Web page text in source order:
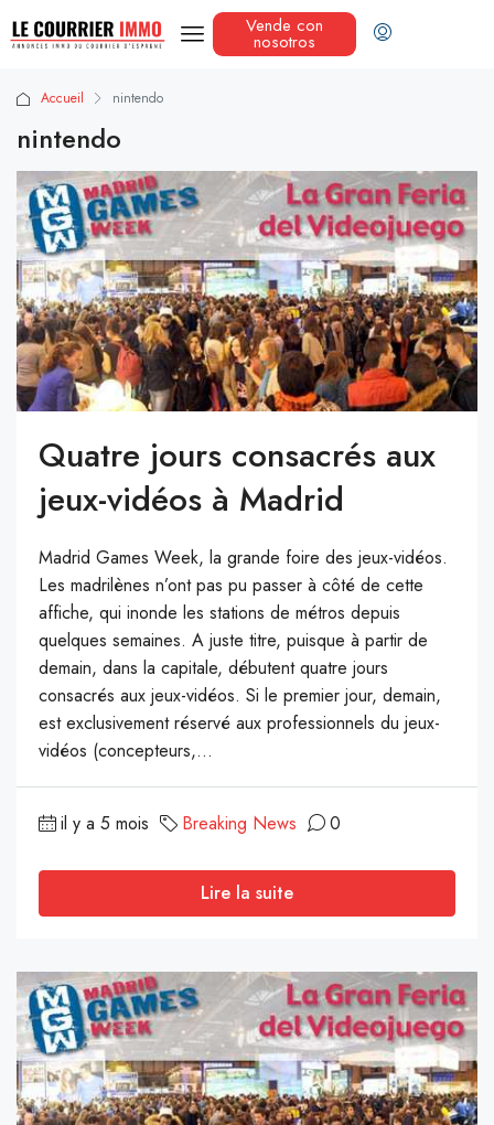
Vende con
nosotros
Accueil nintendo
nintendo
Quatre jours consacrés aux
jeux-vidéos à Madrid
Madrid Games Week, la grande foire des jeux-vidéos.
Les madrilènes n’ont pas pu passer à côté de cette
affiche, qui inonde les stations de métros depuis
quelques semaines. A juste titre, puisque à partir de
demain, dans la capitale, débutent quatre jours
consacrés aux jeux-vidéos. Si le premier jour, demain,
est exclusivement réservé aux professionnels du jeux-
vidéos (concepteurs,...
il y a 5 mois Breaking News 0
Lire la suite